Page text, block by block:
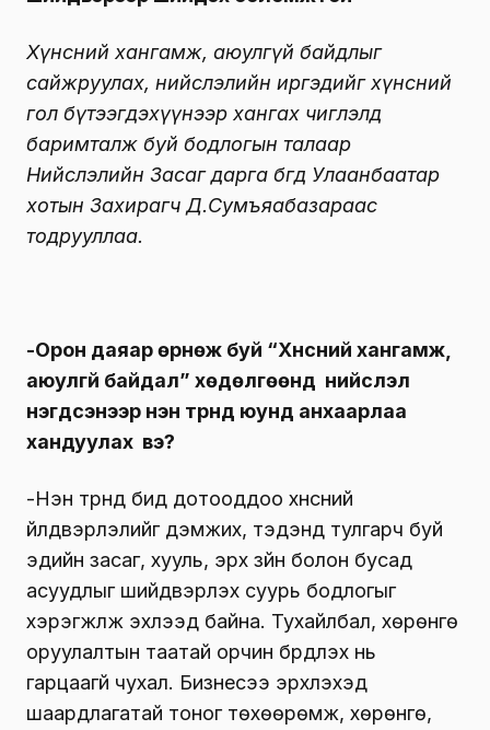
Хүнсний хангамж, аюулгүй байдлыг
сайжруулах, нийслэлийн иргэдийг хүнсний
гол бүтээгдэхүүнээр хангах чиглэлд
баримталж буй бодлогын талаар
Нийслэлийн Засаг дарга бөгөөд Улаанбаатар
хотын Захирагч Д.Сумъяабазараас
тодрууллаа.
-Орон даяар өрнөж буй “Хүнсний хангамж,
аюулгүй байдал” хөдөлгөөнд нийслэл
нэгдсэнээр нэн түрүүнд юунд анхаарлаа
хандуулах вэ?
-Нэн түрүүнд бид дотооддоо хүнсний
үйлдвэрлэлийг дэмжих, тэдэнд тулгарч буй
эдийн засаг, хууль, эрх зүйн болон бусад
асуудлыг шийдвэрлэх суурь бодлогыг
хэрэгжүүлж эхлээд байна. Тухайлбал, хөрөнгө
оруулалтын таатай орчин бүрдүүлэх нь
гарцаагүй чухал. Бизнесээ эрхлэхэд
шаардлагатай тоног төхөөрөмж, хөрөнгө,